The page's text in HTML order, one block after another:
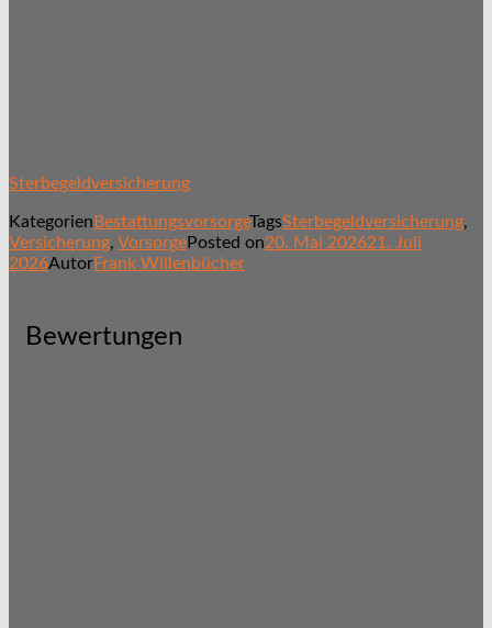
Sterbegeldversicherung
Kategorien BestattungsvorsorgeTagsSterbegeldversicherung,
Versicherung, VorsorgePosted on20. Mai 202621. Juli
2026AutorFrank Willenbücher
Bewertungen